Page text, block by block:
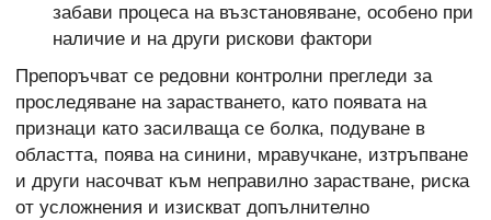
забави процеса на възстановяване, особено при
наличие и на други рискови фактори
Препоръчват се редовни контролни прегледи за
проследяване на зарастването, като появата на
признаци като засилваща се болка, подуване в
областта, поява на синини, мравучкане, изтръпване
и други насочват към неправилно зарастване, риска
от усложнения и изискват допълнително